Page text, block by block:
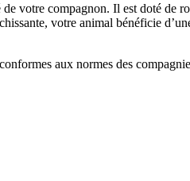
votre compagnon. Il est doté de
votre animal bénéficie
aux normes des